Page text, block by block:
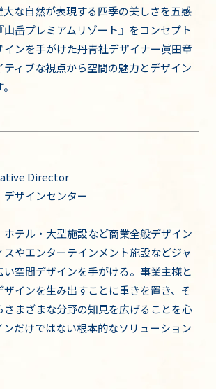
大な自然が表現する四季の美しさを五感
岳プレミアムリゾート』をコンセプト
インを手がけた丹青社デザイナー眞田章
ィブな視点から空間の魅力とデザイン
Director
ザインセンター
テル・大型施設など商業全般デザイン
やエンターテインメント施設などジャ
い空間デザインを手がける。事業主様と
インを生み出すことに重きを置き、そ
さまざまな分野の知見を広げることを心
だけではない根本的なソリューション